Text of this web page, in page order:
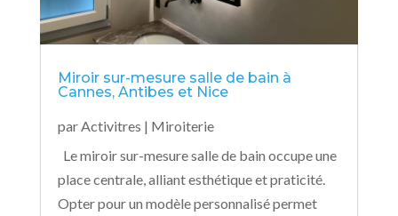
Miroir sur-mesure salle de bain à
Cannes, Antibes et Nice
parActivitres | Miroiterie
Le miroir sur-mesure salle de bain occupe une
place centrale, alliant esthétique et praticité.
Opter pour un modèle personnalisé permet